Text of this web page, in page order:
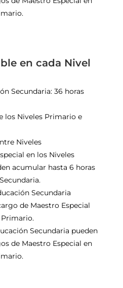
en cada Nivel
Secundaria: 36 horas
los Niveles Primario e
Niveles
en los Niveles
acumular hasta 6 horas
Secundaria
de Maestro Especial
Secundaria pueden
de Maestro Especial en